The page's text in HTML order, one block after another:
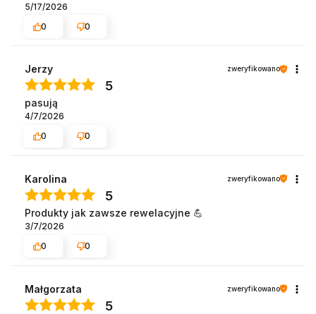
5/17/2026
0
0
Jerzy zweryfikowano
5
pasują
4/7/2026
0
0
Karolina zweryfikowano
5
Produkty jak zawsze rewelacyjne 💪
3/7/2026
0
0
Małgorzata zweryfikowano
5